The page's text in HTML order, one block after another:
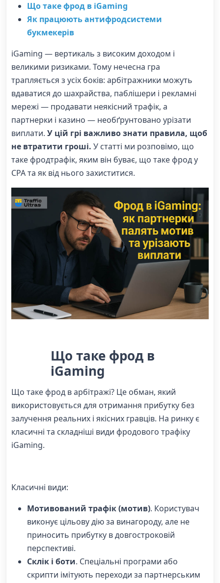
Що таке фрод в iGaming
Як працюють антифродсистеми
букмекерів
iGaming — вертикаль з високим доходом і
великими ризиками. Тому нечесна гра
трапляється з усіх боків: арбітражники можуть
вдаватися до шахрайства, паблішери і рекламні
мережі — продавати неякісний трафік, а
партнерки і казино — необґрунтовано урізати
виплати. У цій грі важливо знати правила, щоб
не втратити гроші. У статті ми розповімо, що
таке фродтрафік, яким він буває, що таке фрод у
CPA та як від нього захиститися.
Що таке фрод в
iGaming
Що таке фрод в арбітражі? Це обман, який
використовується для отримання прибутку без
залучення реальних і якісних гравців. На ринку є
класичні та складніші види фродового трафіку
iGaming.
Класичні види:
Мотивований трафік (мотив). Користувач
виконує цільову дію за винагороду, але не
приносить прибутку в довгостроковій
перспективі.
Склік і боти. Спеціальні програми або
скрипти імітують переходи за партнерським